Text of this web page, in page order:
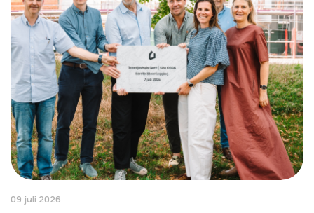
09 juli 2026